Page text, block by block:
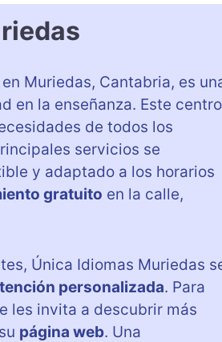
en Muriedas, Cantabria, es
en la enseñanza. Este centro
de todos los
servicios se
y adaptado a los horarios
gratuito en la calle,
Única Idiomas Muriedas
personalizada. Para
les invita a descubrir más
página web. Una